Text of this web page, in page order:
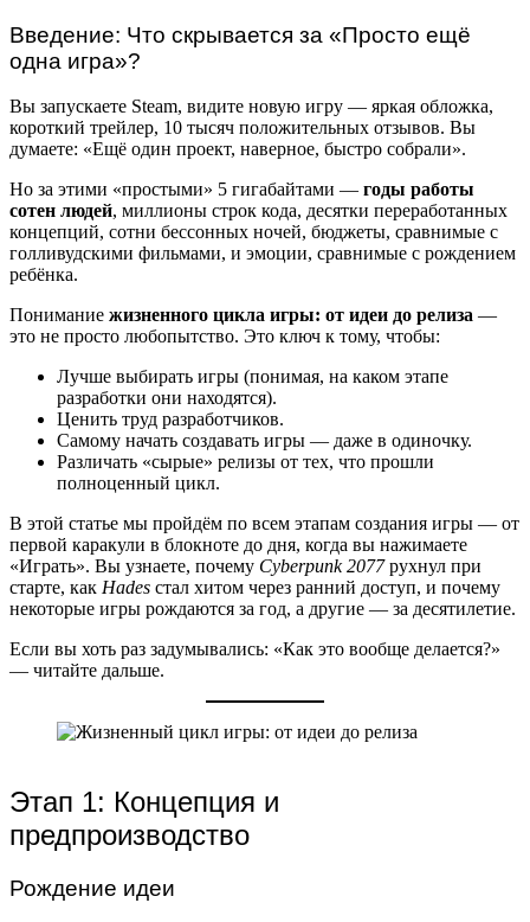
Введение: Что скрывается за «Просто ещё
одна игра»?
Вы запускаете Steam, видите новую игру — яркая обложка,
короткий трейлер, 10 тысяч положительных отзывов. Вы
думаете: «Ещё один проект, наверное, быстро собрали».
Но за этими «простыми» 5 гигабайтами — годы работы
сотен людей, миллионы строк кода, десятки переработанных
концепций, сотни бессонных ночей, бюджеты, сравнимые с
голливудскими фильмами, и эмоции, сравнимые с рождением
ребёнка.
Понимание жизненного цикла игры: от идеи до релиза —
это не просто любопытство. Это ключ к тому, чтобы:
Лучше выбирать игры (понимая, на каком этапе
разработки они находятся).
Ценить труд разработчиков.
Самому начать создавать игры — даже в одиночку.
Различать «сырые» релизы от тех, что прошли
полноценный цикл.
В этой статье мы пройдём по всем этапам создания игры — от
первой каракули в блокноте до дня, когда вы нажимаете
«Играть». Вы узнаете, почему Cyberpunk 2077рухнул при
старте, как Hades стал хитом через ранний доступ, и почему
некоторые игры рождаются за год, а другие — за десятилетие.
Если вы хоть раз задумывались: «Как это вообще делается?»
— читайте дальше.
Этап 1: Концепция и
предпроизводство
Рождение идеи